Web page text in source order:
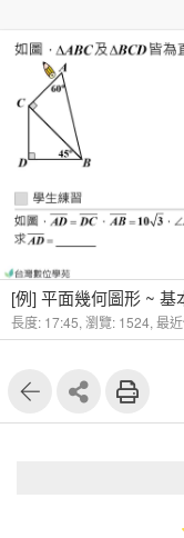
16
[例] 平面幾何圖形 ~ 基
長度: 17:45, 瀏覽: 1524, 最